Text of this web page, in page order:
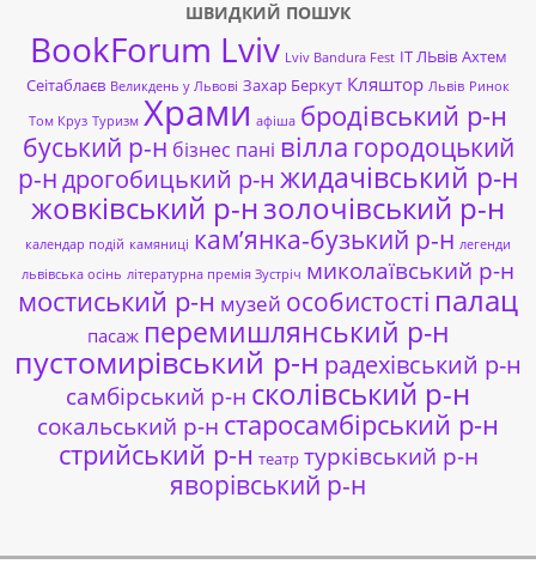
ШВИДКИЙ ПОШУК
BookForum Lviv Lviv Bandura Fest ІТ ЛЬвів Ахтем
Сеітаблаєв Великдень у Львові Захар Беркут Кляштор Львів Ринок
Том Круз Туризм Храми афіша бродівський р-н
буський р-н бізнес пані вілла городоцький
р-ндрогобицький р-н жидачівський р-н
жовківський р-нзолочівський р-н
календар подій камяниці кам’янка-бузький р-н легенди
львівська осінь літературна премія Зустріч миколаївський р-н
мостиський р-н музей особистості палац
пасаж перемишлянський р-н
пустомирівський р-н радехівський р-н
самбірський р-н сколівський р-н
сокальський р-н старосамбірський р-н
стрийський р-н театр турківський р-н
яворівський р-н